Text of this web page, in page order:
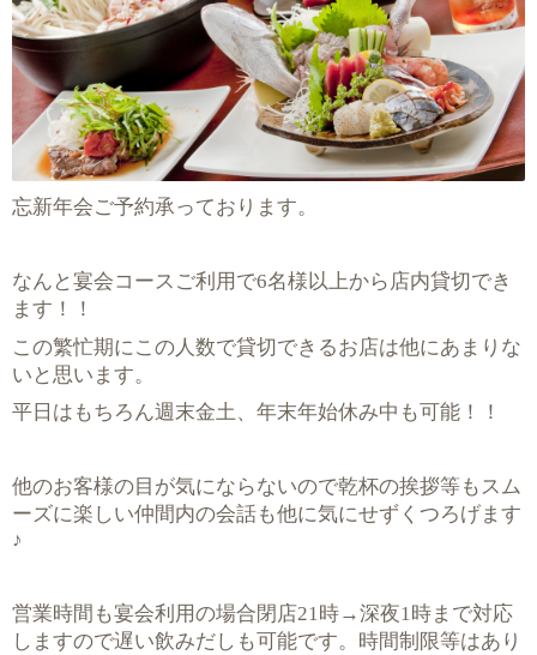
忘新年会ご予約承っております。
なんと宴会コースご利用で6名様以上から店内貸切でき
ます！！
この繁忙期にこの人数で貸切できるお店は他にあまりな
いと思います。
平日はもちろん週末金土、年末年始休み中も可能！！
他のお客様の目が気にならないので乾杯の挨拶等もスム
ーズに楽しい仲間内の会話も他に気にせずくつろげます
♪
営業時間も宴会利用の場合閉店21時→深夜1時まで対応
しますので遅い飲みだしも可能です。時間制限等はあり